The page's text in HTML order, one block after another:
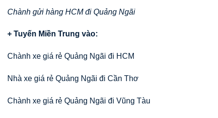
Chành gửi hàng HCM đi Quảng Ngãi
+ Tuyến Miền Trung vào:
Chành xe giá rẻ Quảng Ngãi đi HCM
Nhà xe giá rẻ Quảng Ngãi đi Cần Thơ
Chành xe giá rẻ Quảng Ngãi đi Vũng Tàu